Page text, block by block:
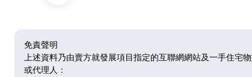
免責聲明
上述資料乃由賣方就發展項目指定的互聯網網站及一手住宅
或代理人：